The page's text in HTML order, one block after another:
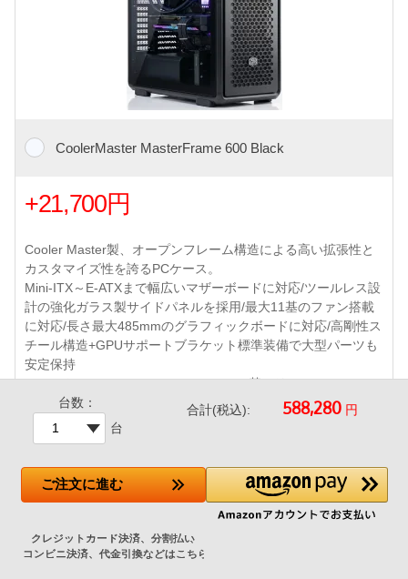
CoolerMaster MasterFrame 600 Black
+21,700円
Cooler Master製、オープンフレーム構造による高い拡張性と
カスタマイズ性を誇るPCケース。
Mini-ITX～E-ATXまで幅広いマザーボードに対応/ツールレス設
計の強化ガラス製サイドパネルを採用/最大11基のファン搭載
に対応/長さ最大485mmのグラフィックボードに対応/高剛性ス
チール構造+GPUサポートブラケット標準装備で大型パーツも
安定保持
フロント Mobius 140mm PWMファン3基、リア Mobius 120m
m PWMファン1基 標準搭載
フロントI/Oポート : USB 3.2 Gen2 Type-C×1、
360mmまでの大型ラジエータ対応 など
台数：
台
合計(税込): 円
ご注文に進む